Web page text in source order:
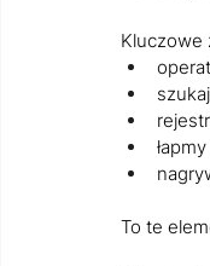
Kluczowe
łapmy
To te